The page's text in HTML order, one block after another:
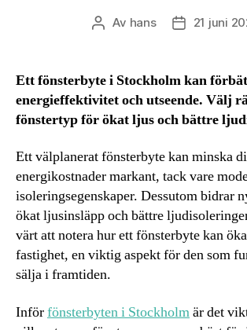
Inläggsförfattare
Av hans 21 juni
Ett fönsterbyte i Stockholm kan
energieffektivitet och utseende. Välj
fönstertyp för ökat ljus och bättre
Ett välplanerat fönsterbyte kan minska
energikostnader markant, tack vare
isoleringsegenskaper. Dessutom bidrar
ökat ljusinsläpp och bättre
värt att notera hur ett fönsterbyte kan
fastighet, en viktig aspekt för den som
sälja i framtiden.
Införfönsterbyten i Stockholmär det